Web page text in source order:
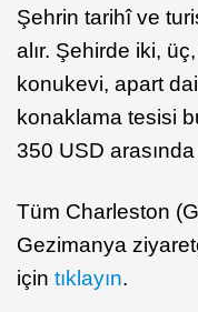
Şehrin tarihî ve
alır. Şehirde iki,
konukevi, apart
konaklama tesisi
350 USD
Tüm Charleston
Gezimanya
için tıklayın.